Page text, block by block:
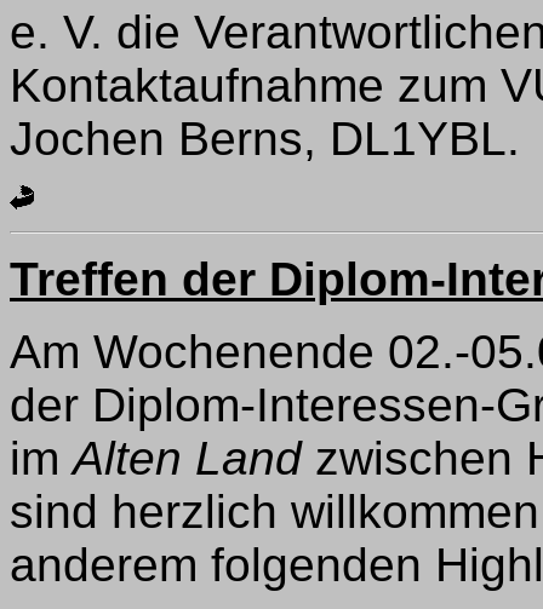
e. V. die
Kontaktaufnahme zum
Jochen Berns, DL1YBL.
Treffen der Diplom-
Am Wochenende 02.-
der Diplom-Interessen-
imAlten Landzwischen
sind herzlich
anderem folgenden